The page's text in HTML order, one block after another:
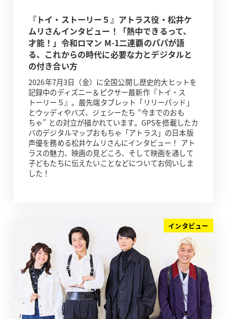
『トイ・ストーリー５』アトラス役・松井ケ
ムリさんインタビュー！「熱中できるって、
才能！」令和ロマン M-1二連覇のパパが語
る、これからの時代に必要な力とデジタルと
の付き合い方
2026年7月3日（金）に全国公開し歴史的大ヒットを
記録中のディズニー＆ピクサー最新作『トイ・ス
トーリー５』。最先端タブレット「リリーパッド」
とウッディやバズ、ジェシーたち “今までのおも
ちゃ” との対立が描かれています。GPSを搭載したカ
バのデジタルマップおもちゃ「アトラス」の日本版
声優を務める松井ケムリさんにインタビュー！ アト
ラスの魅力、映画の見どころ、そして映画を通して
子どもたちに伝えたいことなどについてお伺いしま
した！
インタビュー